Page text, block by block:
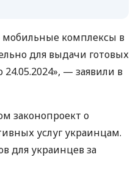
мобильные комплексы в
для выдачи готовых
— заявили в
законопроект о
услуг украинцам.
для украинцев за